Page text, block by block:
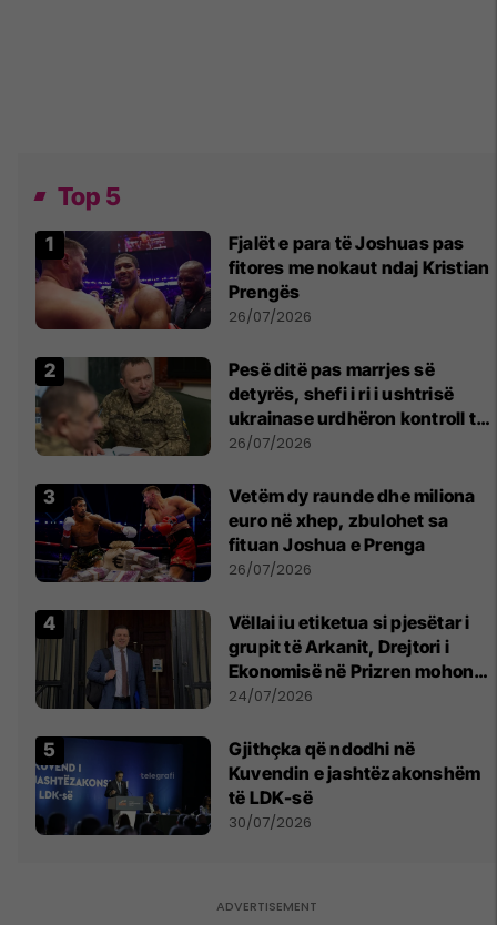
Top 5
Fjalët e para të Joshuas pas
fitores me nokaut ndaj Kristian
Prengës
26/07/2026
Pesë ditë pas marrjes së
detyrës, shefi i ri i ushtrisë
ukrainase urdhëron kontroll të
madh
26/07/2026
Vetëm dy raunde dhe miliona
euro në xhep, zbulohet sa
fituan Joshua e Prenga
26/07/2026
Vëllai iu etiketua si pjesëtar i
grupit të Arkanit, Drejtori i
Ekonomisë në Prizren mohon
pretendimet
24/07/2026
Gjithçka që ndodhi në
Kuvendin e jashtëzakonshëm
të LDK-së
30/07/2026